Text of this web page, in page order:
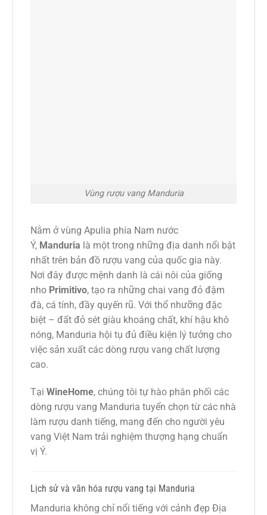
Vùng rượu vang Manduria
Nằm ở vùng Apulia phía Nam nước
Ý, Manduria là một trong những địa danh nổi bật
nhất trên bản đồ rượu vang của quốc gia này.
Nơi đây được mệnh danh là cái nôi của giống
nho Primitivo, tạo ra những chai vang đỏ đậm
đà, cá tính, đầy quyến rũ. Với thổ nhưỡng đặc
biệt – đất đỏ sét giàu khoáng chất, khí hậu khô
nóng, Manduria hội tụ đủ điều kiện lý tưởng cho
việc sản xuất các dòng rượu vang chất lượng
cao.
Tại WineHome, chúng tôi tự hào phân phối các
dòng rượu vang Manduria tuyển chọn từ các nhà
làm rượu danh tiếng, mang đến cho người yêu
vang Việt Nam trải nghiệm thượng hạng chuẩn
vị Ý.
Lịch sử và văn hóa rượu vang tại Manduria
Manduria không chỉ nổi tiếng với cảnh đẹp Địa